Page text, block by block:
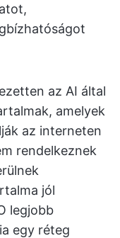
az AI által
amelyek
az interneten
rendelkeznek
jól
legjobb
egy réteg